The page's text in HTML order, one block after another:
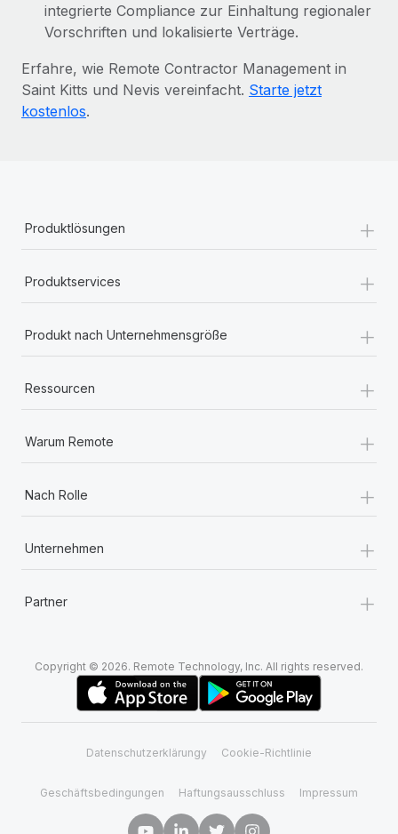
integrierte Compliance zur Einhaltung regionaler
Vorschriften und lokalisierte Verträge.
Erfahre, wie Remote Contractor Management in
Saint Kitts und Nevis vereinfacht. Starte jetzt
kostenlos.
Produktlösungen +
Produktservices +
Produkt nach Unternehmensgröße +
Ressourcen +
Warum Remote +
Nach Rolle +
Unternehmen +
Partner +
Copyright © 2026. Remote Technology, Inc. All rights reserved.
Datenschutzerklärungy Cookie-Richtlinie
Geschäftsbedingungen Haftungsausschluss Impressum